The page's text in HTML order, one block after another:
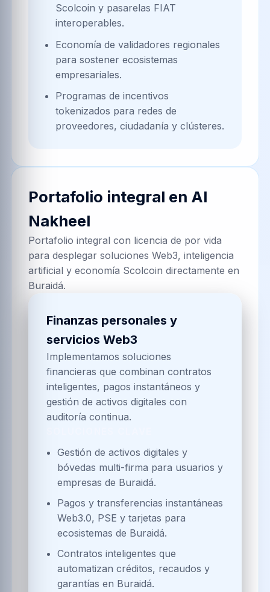
Scolcoin y pasarelas FIAT
interoperables.
Economía de validadores regionales
para sostener ecosistemas
empresariales.
Programas de incentivos
tokenizados para redes de
proveedores, ciudadanía y clústeres.
Portafolio integral en Al
Nakheel
Portafolio integral con licencia de por vida
para desplegar soluciones Web3, inteligencia
artificial y economía Scolcoin directamente en
Buraidá.
Finanzas personales y
servicios Web3
Implementamos soluciones
financieras que combinan contratos
inteligentes, pagos instantáneos y
gestión de activos digitales con
auditoría continua.
Gestión de activos digitales y
bóvedas multi-firma para usuarios y
empresas de Buraidá.
Pagos y transferencias instantáneas
Web3.0, PSE y tarjetas para
ecosistemas de Buraidá.
Contratos inteligentes que
automatizan créditos, recaudos y
garantías en Buraidá.